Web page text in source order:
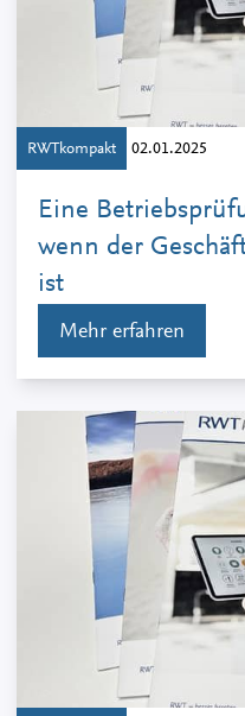
RWTkompakt 02.01.2025
Eine
wenn der
ist
Mehr erfahren